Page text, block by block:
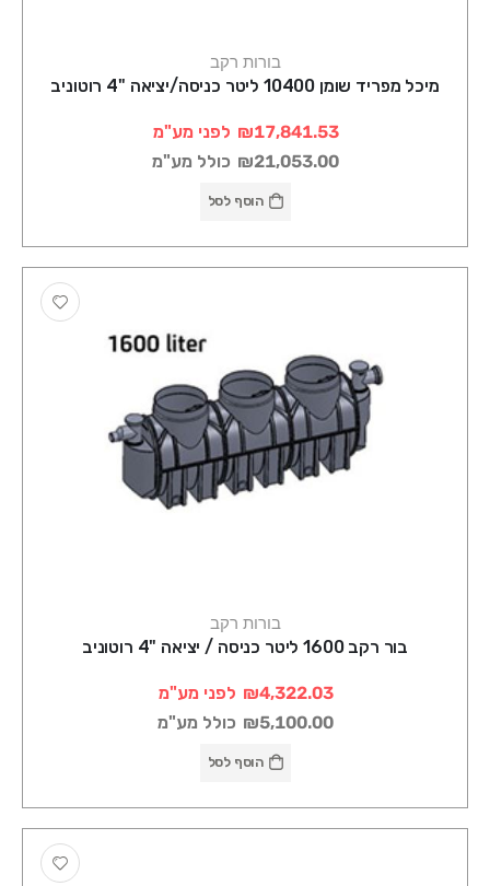
בורות רקב
מיכל מפריד שומן 10400 ליטר כניסה/יציאה "4 רוטוניב
₪17,841.53 לפני מע"מ
₪21,053.00 כולל מע"מ
הוסף לסל
בורות רקב
בור רקב 1600 ליטר כניסה / יציאה "4 רוטוניב
₪4,322.03 לפני מע"מ
₪5,100.00 כולל מע"מ
הוסף לסל